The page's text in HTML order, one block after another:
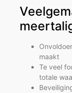
maakt
Te veel
totale